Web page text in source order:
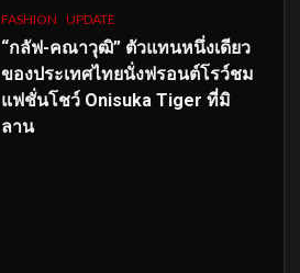
FASHION UPDATE
“กลัฟ-คณาวุฒิ” ตัวแทนหนึ่งเดียว
ของประเทศไทยนั่งฟรอนต์โรว์ชม
แฟชั่นโชว์ Onisuka Tiger ที่มิ
ลาน